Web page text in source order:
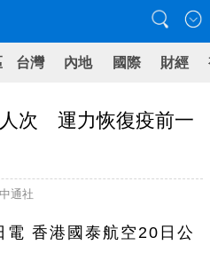
台灣 內地 國際 財經
次 運力恢復疫前一
通社
電 香港國泰航空20日公